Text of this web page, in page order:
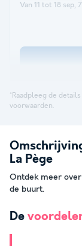
Van 11 tot 18 sep,
*Raadpleeg de
voorwaarden.
La Pège
Ontdek meer
de buurt.
De